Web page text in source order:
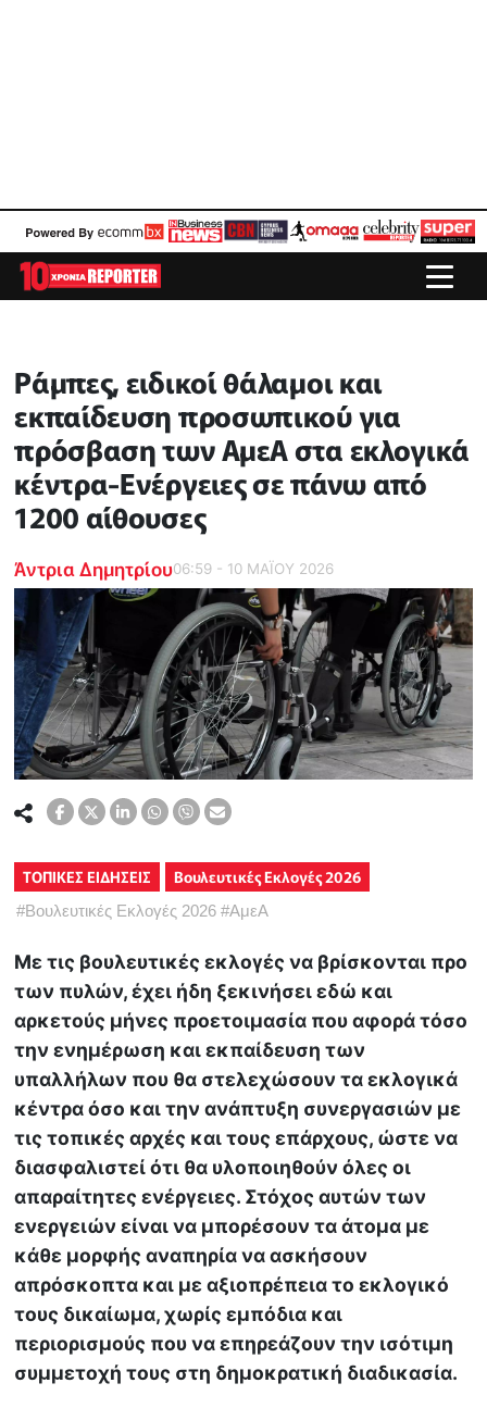
Ράμπες, ειδικοί θάλαμοι και
εκπαίδευση προσωπικού για
πρόσβαση των ΑμεΑ στα εκλογικά
κέντρα-Ενέργειες σε πάνω από
1200 αίθουσες
Άντρια Δημητρίου06:59 - 10 ΜΑΪ́ΟΥ 2026
ΤΟΠΙΚΕΣ ΕΙΔΗΣΕΙΣ Βουλευτικές Εκλογές 2026
#Βουλευτικές Εκλογές 2026 #ΑμεΑ
Με τις βουλευτικές εκλογές να βρίσκονται προ
των πυλών, έχει ήδη ξεκινήσει εδώ και
αρκετούς μήνες προετοιμασία που αφορά τόσο
την ενημέρωση και εκπαίδευση των
υπαλλήλων που θα στελεχώσουν τα εκλογικά
κέντρα όσο και την ανάπτυξη συνεργασιών με
τις τοπικές αρχές και τους επάρχους, ώστε να
διασφαλιστεί ότι θα υλοποιηθούν όλες οι
απαραίτητες ενέργειες. Στόχος αυτών των
ενεργειών είναι να μπορέσουν τα άτομα με
κάθε μορφής αναπηρία να ασκήσουν
απρόσκοπτα και με αξιοπρέπεια το εκλογικό
τους δικαίωμα, χωρίς εμπόδια και
περιορισμούς που να επηρεάζουν την ισότιμη
συμμετοχή τους στη δημοκρατική διαδικασία.